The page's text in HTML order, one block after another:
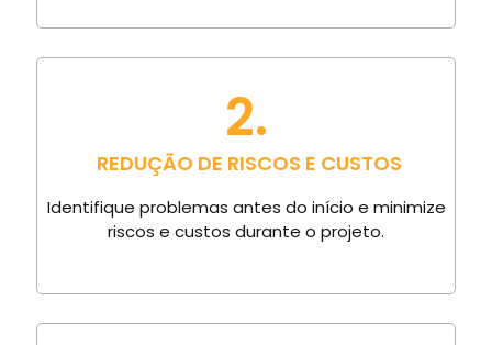
2.
REDUÇÃO DE RISCOS E CUSTOS
Identifique problemas antes do início e minimize
riscos e custos durante o projeto.